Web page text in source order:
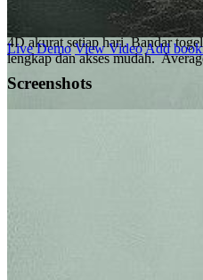
Gabung di SLOT200 untuk
4D akurat setiap hari. Bandar
lengkap dan akses mudah.
Live Demo View VideoAdd
Screenshots